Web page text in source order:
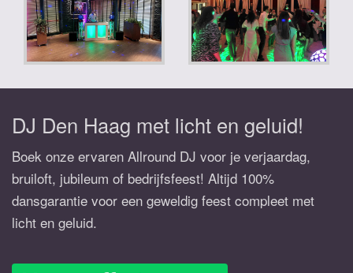
DJ Den Haag met licht en geluid!
Boek onze ervaren Allround DJ voor je verjaardag,
bruiloft, jubileum of bedrijfsfeest! Altijd 100%
dansgarantie voor een geweldig feest compleet met
licht en geluid.